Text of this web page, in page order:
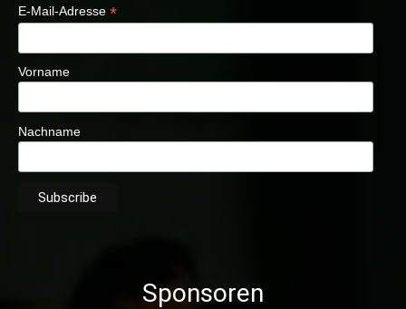
E-Mail-Adresse *
Vorname
Nachname
Sponsoren